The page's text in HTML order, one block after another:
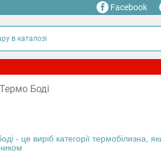
Facebook
Термо Боді
- це виріб категорії термобілизна,